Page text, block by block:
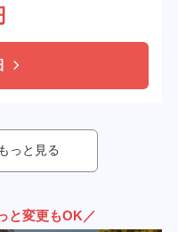
っと見る
と変更もOK／